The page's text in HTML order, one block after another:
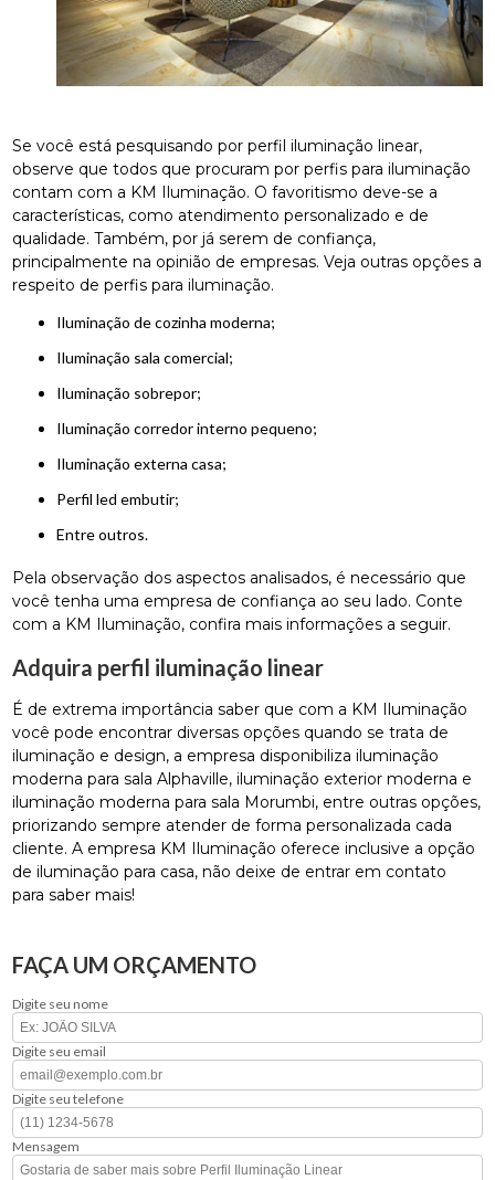
Se você está pesquisando por perfil iluminação linear,
observe que todos que procuram por perfis para iluminação
contam com a KM Iluminação. O favoritismo deve-se a
características, como atendimento personalizado e de
qualidade. Também, por já serem de confiança,
principalmente na opinião de empresas. Veja outras opções a
respeito de perfis para iluminação.
iluminação de cozinha moderna;
iluminação sala comercial;
iluminação sobrepor;
iluminação corredor interno pequeno;
iluminação externa casa;
perfil led embutir;
entre outros.
Pela observação dos aspectos analisados, é necessário que
você tenha uma empresa de confiança ao seu lado. Conte
com a KM Iluminação, confira mais informações a seguir.
Adquira perfil iluminação linear
É de extrema importância saber que com a KM Iluminação
você pode encontrar diversas opções quando se trata de
iluminação e design, a empresa disponibiliza iluminação
moderna para sala Alphaville, iluminação exterior moderna e
iluminação moderna para sala Morumbi, entre outras opções,
priorizando sempre atender de forma personalizada cada
cliente. A empresa KM Iluminação oferece inclusive a opção
de iluminação para casa, não deixe de entrar em contato
para saber mais!
FAÇA UM ORÇAMENTO
Digite seu nome
Digite seu email
Digite seu telefone
Mensagem